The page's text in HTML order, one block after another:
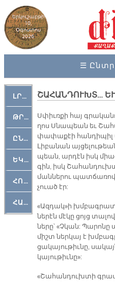
Երկուշաբթի
10,
Օգոստոս
2026
☰
ԼՐԱՀՈՍ
ԹՐՔԱՀԱՅ ԿԵԱՆՔ
ԸՆԿԵՐԱՄՇԱԿՈՒԹԱՅԻՆ
ԵԿԵՂԵՑԱԿԱՆ
ՀՈԳԵՄՏԱՒՈՐ
ՀԱՐԹԱԿ
ՇԱՀԱՆԴՈՒԽՏ…
Սփիւռ­քի հայ
ղոս Սնա­պեան եւ
փա­փա­քէի հան­դի­պիլ
Լի­բա­նան
պեան, ար­դէն իսկ
գին, իսկ
ման­նե­րու
չուած էր:
«Ազ­դակ»ի
նե­րէն մէ­կը ցոյց
նե­րը՝ «Չկան: Պա­րո­նը
միշտ ներ­կայ է
ցա­կա­յու­թիւ­նը,
կա­յու­թիւ­նը»:
«Շա­հան­դուխ­տի